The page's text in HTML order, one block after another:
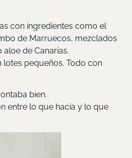
con ingredientes como el
de Marruecos, mezclados
de Canarias.
lotes pequeños. Todo con
bien.
entre lo que hacía y lo que